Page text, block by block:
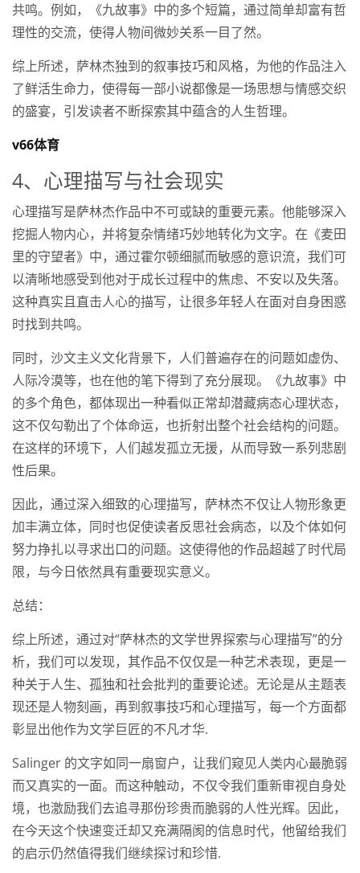
共鸣。例如，《九故事》中的多个短篇，通过简单却富有哲
理性的交流，使得人物间微妙关系一目了然。
综上所述，萨林杰独到的叙事技巧和风格，为他的作品注入
了鲜活生命力，使得每一部小说都像是一场思想与情感交织
的盛宴，引发读者不断探索其中蕴含的人生哲理。
v66体育
4、心理描写与社会现实
心理描写是萨林杰作品中不可或缺的重要元素。他能够深入
挖掘人物内心，并将复杂情绪巧妙地转化为文字。在《麦田
里的守望者》中，通过霍尔顿细腻而敏感的意识流，我们可
以清晰地感受到他对于成长过程中的焦虑、不安以及失落。
这种真实且直击人心的描写，让很多年轻人在面对自身困惑
时找到共鸣。
同时，沙文主义文化背景下，人们普遍存在的问题如虚伪、
人际冷漠等，也在他的笔下得到了充分展现。《九故事》中
的多个角色，都体现出一种看似正常却潜藏病态心理状态，
这不仅勾勒出了个体命运，也折射出整个社会结构的问题。
在这样的环境下，人们越发孤立无援，从而导致一系列悲剧
性后果。
因此，通过深入细致的心理描写，萨林杰不仅让人物形象更
加丰满立体，同时也促使读者反思社会病态，以及个体如何
努力挣扎以寻求出口的问题。这使得他的作品超越了时代局
限，与今日依然具有重要现实意义。
总结：
综上所述，通过对“萨林杰的文学世界探索与心理描写”的分
析，我们可以发现，其作品不仅仅是一种艺术表现，更是一
种关于人生、孤独和社会批判的重要论述。无论是从主题表
现还是人物刻画，再到叙事技巧和心理描写，每一个方面都
彰显出他作为文学巨匠的不凡才华.
Salinger 的文字如同一扇窗户，让我们窥见人类内心最脆弱
而又真实的一面。而这种触动，不仅令我们重新审视自身处
境，也激励我们去追寻那份珍贵而脆弱的人性光辉。因此，
在今天这个快速变迁却又充满隔阂的信息时代，他留给我们
的启示仍然值得我们继续探讨和珍惜.